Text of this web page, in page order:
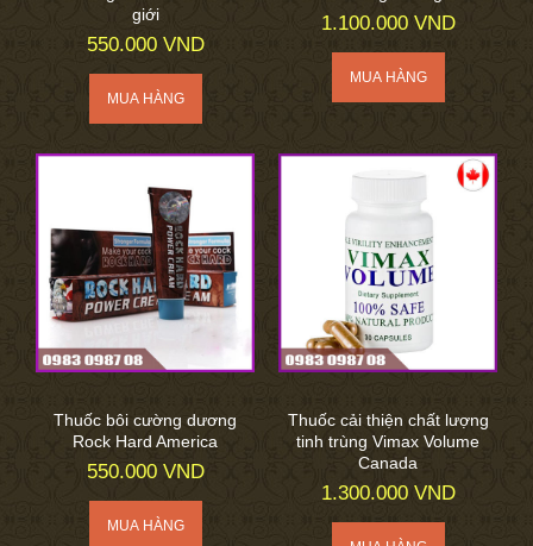
giới
550.000 VND
1.100.000 VND
Thuốc bôi cường dương
Rock Hard America
550.000 VND
Thuốc cải thiện chất lượng
tinh trùng Vimax Volume
Canada
1.300.000 VND